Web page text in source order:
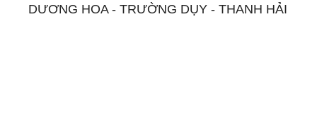
DƯƠNG HOA - TRƯỜNG DỤY - THANH HẢI